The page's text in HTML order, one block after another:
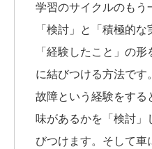
学習のサイクルのもう
「検討」と「積極的
「経験したこと」の形
に結びつける方法です
故障という経験をする
味があるかを「検討」
びつけます。そして車